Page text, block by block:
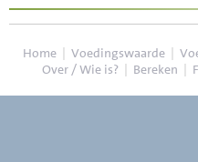
Home | Voedingswaarde |
Over / Wie is? | Bereken |